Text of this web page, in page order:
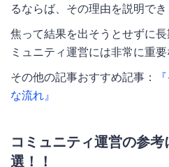
るならば、その理由を説明でき
焦って結果を出そうとせずに
ミュニティ運営には非常に重要
その他の記事おすすめ記事：
な流れ』
コミュニティ運営の参
選！！